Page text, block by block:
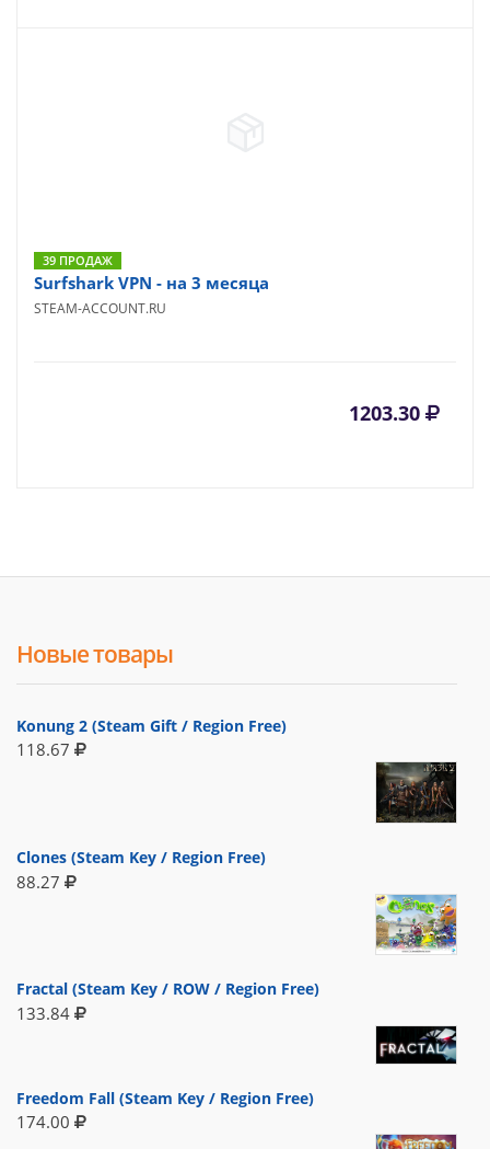
39 ПРОДАЖ
Surfshark VPN - на 3 месяца
STEAM-ACCOUNT.RU
1203.30
Новые товары
Konung 2 (Steam Gift / Region Free)
118.67
Clones (Steam Key / Region Free)
88.27
Fractal (Steam Key / ROW / Region Free)
133.84
Freedom Fall (Steam Key / Region Free)
174.00